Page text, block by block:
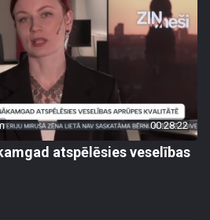
00:28:22
atspēlēsies veselības